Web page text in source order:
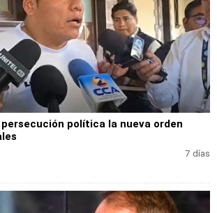
política la nueva orden
7 días